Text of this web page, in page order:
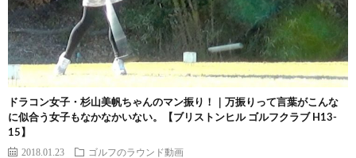
ドラコン女子・杉山美帆ちゃんのマン振り！｜万振りって言葉がこんな
に似合う女子もなかなかいない。【ブリストンヒル ゴルフクラブ H13-
15】
2018.01.23 ゴルフのラウンド動画